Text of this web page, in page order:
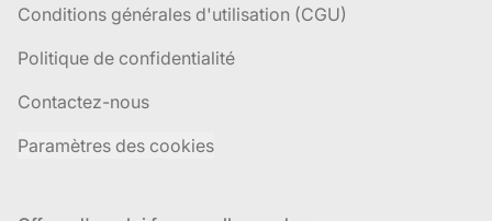
Conditions générales d'utilisation (CGU)
Politique de confidentialité
Contactez-nous
Paramètres des cookies